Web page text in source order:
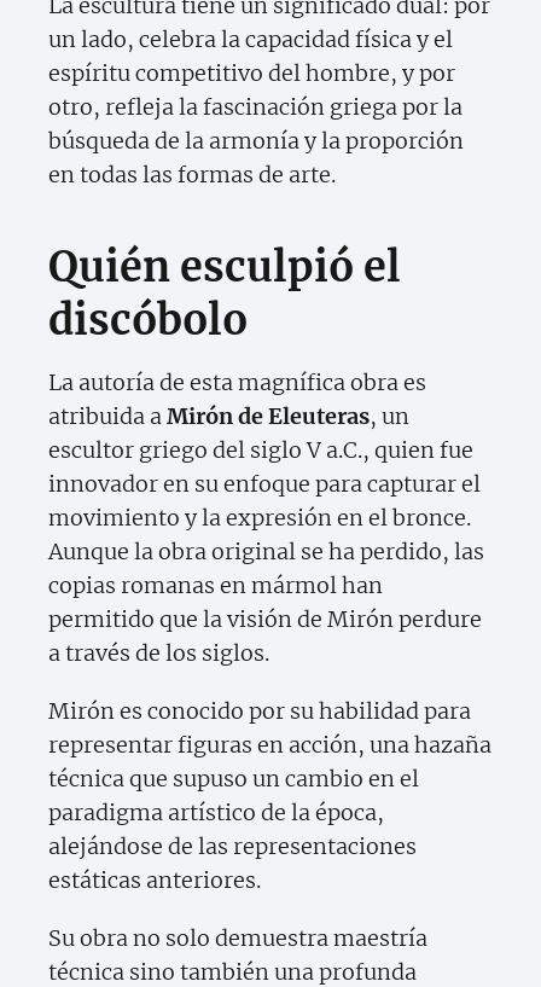
un lado, celebra la capacidad física y el
espíritu competitivo del hombre, y por
otro, refleja la fascinación griega por la
búsqueda de la armonía y la proporción
en todas las formas de arte.
Quién esculpió el
discóbolo
La autoría de esta magnífica obra es
atribuida aMirón de Eleuteras, un
escultor griego del siglo V a.C., quien fue
innovador en su enfoque para capturar el
movimiento y la expresión en el bronce.
Aunque la obra original se ha perdido, las
copias romanas en mármol han
permitido que la visión de Mirón perdure
a través de los siglos.
Mirón es conocido por su habilidad para
representar figuras en acción, una hazaña
técnica que supuso un cambio en el
paradigma artístico de la época,
alejándose de las representaciones
estáticas anteriores.
Su obra no solo demuestra maestría
técnica sino también una profunda